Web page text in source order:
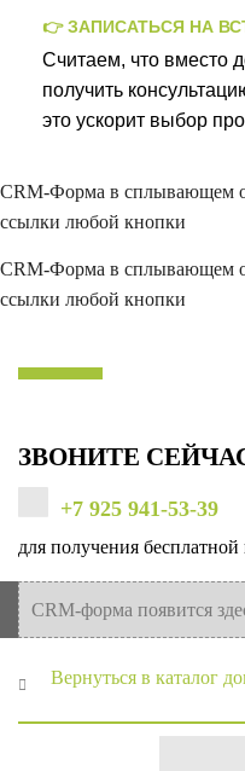
👉 ЗАПИСАТЬСЯ НА
Считаем, что вместо
получить
это ускорит выбор
CRM-Форма в сплывающем
ссылки любой кнопки
CRM-Форма в сплывающем
ссылки любой кнопки
ЗВОНИТЕ
+7 925 941-53-39
для получения бесплатной
CRM-форма появится
Вернуться в каталог